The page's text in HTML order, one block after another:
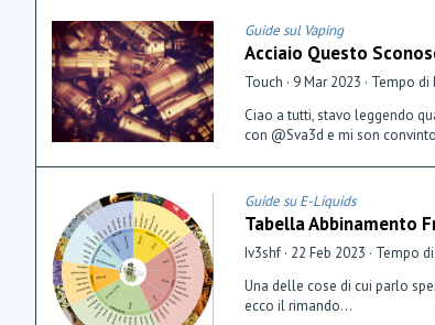
Guide sul Vaping
Acciaio Questo
Touch 9 Mar 2023 Tempo di
Ciao a tutti, stavo leggendo
con @Sva3d e mi son
Guide su E-Liquids
Tabella Abbinamento
Iv3shf 22 Feb 2023 Tempo
Una delle cose di cui parlo
ecco il rimando...